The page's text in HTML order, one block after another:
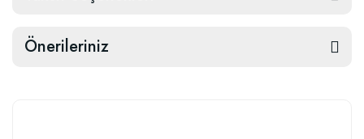
Önerileriniz